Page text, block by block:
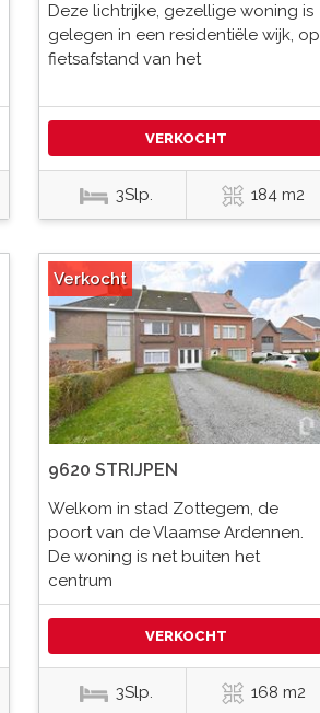
Deze lichtrijke, gezellige woning is
gelegen in een residentiële wijk, op
fietsafstand van het
VERKOCHT
3Slp. 184 m2
Verkocht
9620 STRIJPEN
Welkom in stad Zottegem, de
poort van de Vlaamse Ardennen.
De woning is net buiten het
centrum
VERKOCHT
3Slp. 168 m2